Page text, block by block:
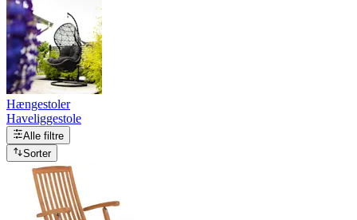
Hængestoler
Haveliggestole
Alle filtre
Sorter